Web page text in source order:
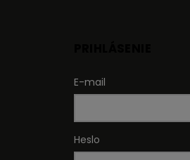
E-mail
Heslo